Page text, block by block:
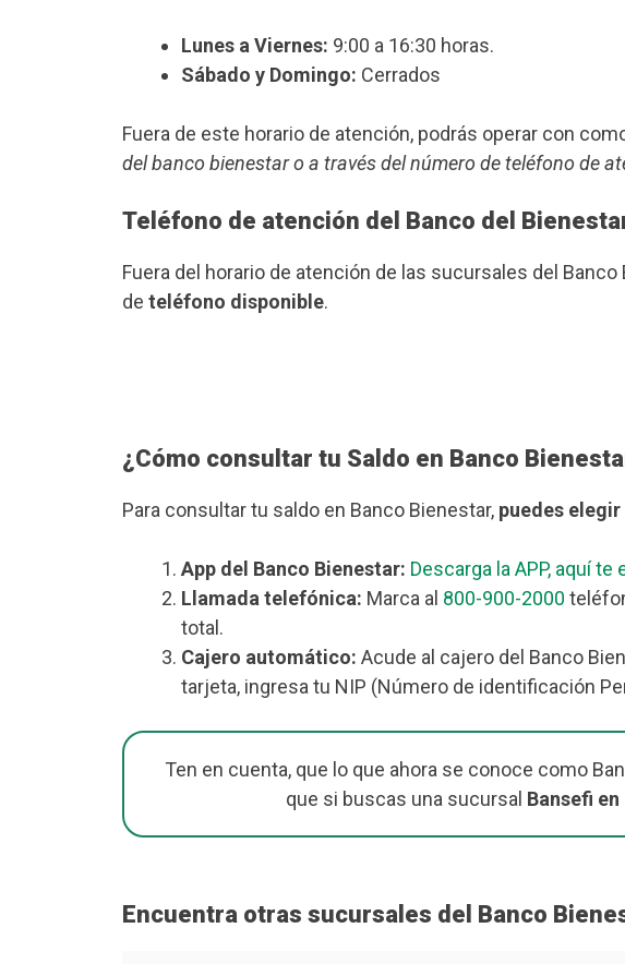
Lunes a Viernes: 9:00 a 16:30 horas.
Sábado y Domingo: Cerrados
Fuera de este horario de atención, podrás operar con
del banco bienestar o a través del número de teléfono de
Teléfono de atención del Banco del
Fuera del horario de atención de las sucursales del
de teléfono disponible.
¿Cómo consultar tu Saldo en Banco
Para consultar tu saldo en Banco Bienestar, puedes
App del Banco Bienestar: Descarga la APP, aquí
Llamada telefónica: Marca al 800-900-2000
total.
Cajero automático: Acude al cajero del Banco
tarjeta, ingresa tu NIP (Número de identificación
Ten en cuenta, que lo que ahora se conoce como
que si buscas una sucursal Bansefi
Encuentra otras sucursales del Banco